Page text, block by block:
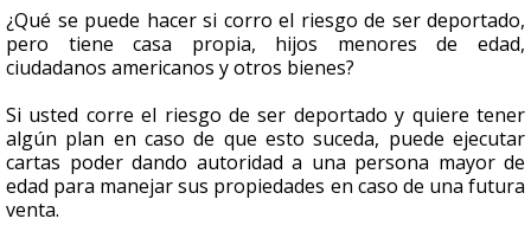
seconds
¿Qué se puede hacer si corro el riesgo de ser deportado,
pero tiene casa propia, hijos menores de edad,
ciudadanos americanos y otros bienes?
Si usted corre el riesgo de ser deportado y quiere tener
algún plan en caso de que esto suceda, puede ejecutar
cartas poder dando autoridad a una persona mayor de
edad para manejar sus propiedades en caso de una futura
venta.